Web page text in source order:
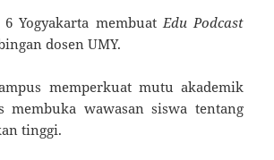
6 Yogyakarta membuatEdu Podcast
dosen UMY.
memperkuat mutu akademik
membuka wawasan siswa tentang
tinggi.